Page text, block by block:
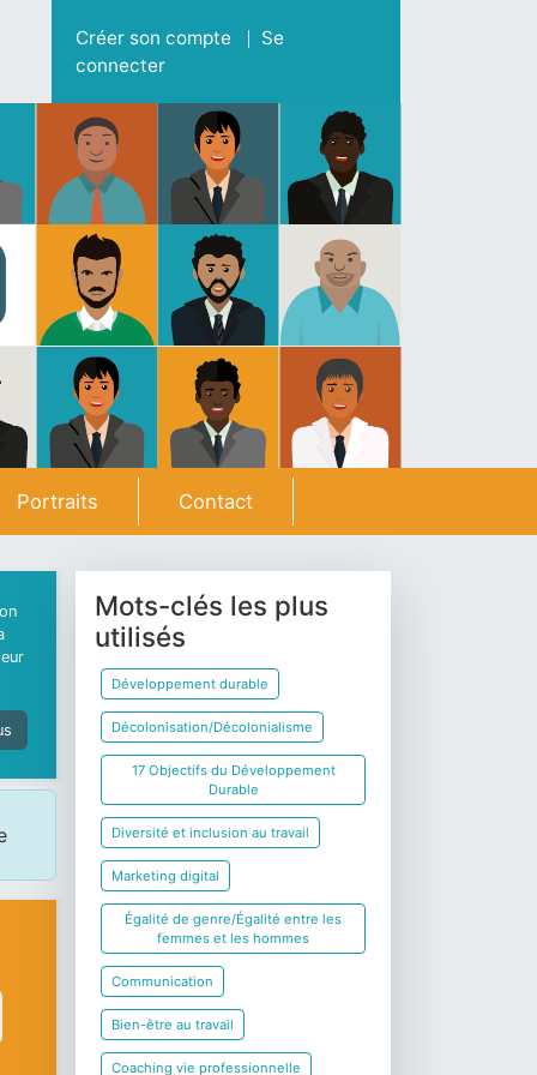
Menu du compte de l'utilisateur
Créer son compte
Se
connecter
Portraits Contact
Mots-clés les plus
utilisés
Développement durable
Décolonisation/Décolonialisme
17 Objectifs du Développement
Durable
Diversité et inclusion au travail
Marketing digital
Égalité de genre/Égalité entre les
femmes et les hommes
Communication
Bien-être au travail
Coaching vie professionnelle